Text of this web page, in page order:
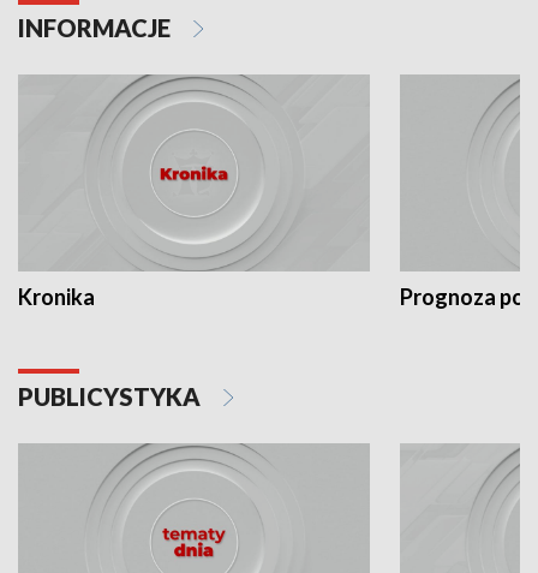
INFORMACJE
Kronika Prognoza
PUBLICYSTYKA